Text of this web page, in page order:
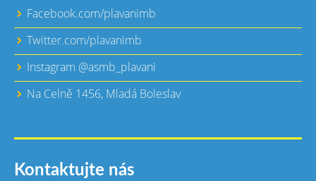
Facebook.com/plavanimb
Twitter.com/plavanimb
Instagram @asmb_plavani
Na Celně 1456, Mladá Boleslav
Kontaktujte nás